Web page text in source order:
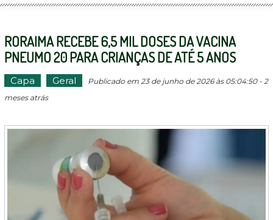
RORAIMA RECEBE 6,5 MIL DOSES DA VACINA
PNEUMO 20 PARA CRIANÇAS DE ATÉ 5 ANOS
Capa Geral
Publicado em 23 de junho de 2026 às 05:04:50 - 2
meses atrás